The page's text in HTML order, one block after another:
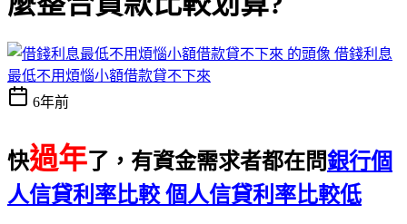
借錢利息
最低不用煩惱小額借款貸不下來
6年前
快過年了，有資金需求者都在問銀行個
人信貸利率比較 個人信貸利率比較低